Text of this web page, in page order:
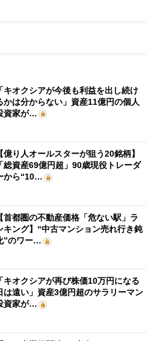
「キオクシアが今後も利益を出し続け
かは分からない」資産11億円の個人
資家が…
【億り人オールスターが狙う20銘柄】
「総資産69億円超」90歳現役トレーダ
から“10…
【首都圏の不動産価格「危ない駅」ラ
キング】“中古マンション売れ行き鈍
”のワー…
「キオクシアが再び株価10万円になる
は遠い」資産3億円超のサラリーマン
資家が…